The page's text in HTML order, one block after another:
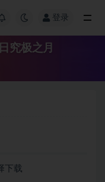
登录
究极之月
下载